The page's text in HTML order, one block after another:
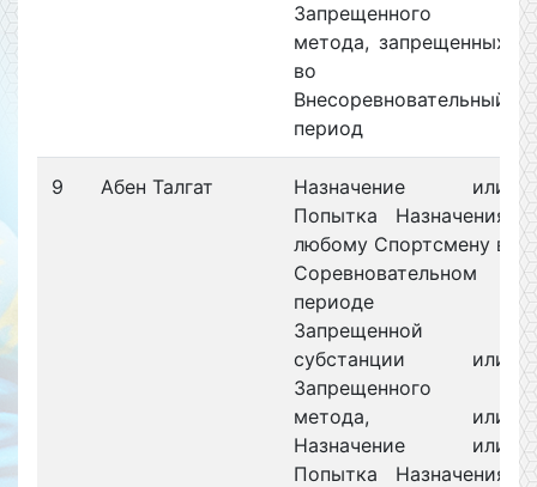
Запрещенного
метода, запрещенных
во
Внесоревновательный
период
9 Абен Талгат
Назначение или
Попытка Назначения
любому Спортсмену в
Соревновательном
периоде
Запрещенной
субстанции или
Запрещенного
метода, или
Назначение или
Попытка Назначения